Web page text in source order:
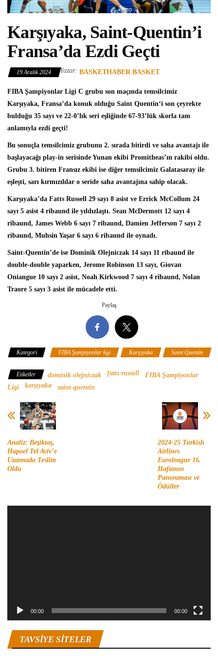
Karşıyaka, Saint-Quentin’i
Fransa’da Ezdi Geçti
19 Aralık 2024 Yazar: BASKETHABER BASKET
FIBA Şampiyonlar Ligi C grubu son maçında temsilcimiz
Karşıyaka, Fransa’da konuk olduğu Saint Quentin‘i son çeyrekte
bulduğu 35 sayı ve 22-0’lık seri eşliğinde 67-93’lük skorla tam
anlamıyla ezdi geçti!
Bu sonuçla temsilcimiz grubunu 2. sırada bitirdi ve saha avantajı ile
başlayacağı play-in serisinde Yunan ekibi Promitheas’ın rakibi oldu.
Grubu 3. bitiren Fransız ekibi ise diğer temsilcimiz Galatasaray ile
eşleşti, sarı kırmızılılar o seride saha avantajına sahip olacak.
Karşıyaka’da Fatts Russell 29 sayı 8 asist ve Errick McCollum 24
sayı 5 asist 4 ribaund ile yıldızlaştı. Sean McDermott 12 sayı 4
ribaund, James Webb 6 sayı 7 ribaund, Damien Jefferson 7 sayı 2
ribaund, Muhsin Yaşar 6 sayı 6 ribaund ile oynadı.
Saint-Quentin’de ise Dominik Olejniczak 14 sayı 11 ribaund ile
double-double yaparken, Jerome Robinson 13 sayı, Giovan
Oniangue 10 sayı 2 asist, Noah Kirkwood 7 sayı 4 ribaund, Nolan
Traore 5 sayı 3 asist ile mücadele etti.
Paylaş
Kategori FIBA Şampiyonlar ligi Karşıyaka Saint Quentin
Etiketler dominik olejniczak fatts russell
FIBA Şampiyonlar
Ligi
karşıyaka saint quentin
Analiz: Beşiktaş,
Hapoel Tel Aviv’e
Uzatmada Teslim
Oldu
2024-25 Turkish
Airlines
Euroleague 16.
Haftanın
Panoraması ve
Ödüller
00:00 00:00
TAVSIYE SITELER